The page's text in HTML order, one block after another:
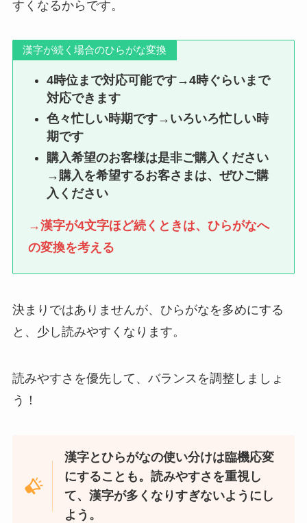
すくなるからです。
漢字が続く場合のひらがな変換
4時位まで対応可能です→4時ぐらいまで
対応できます
色々忙しい時期です→いろいろ忙しい時
期です
購入希望のお客様は是非ご購入ください
→購入を希望するお客さまは、ぜひご購
入ください
→漢字が4文字ほど続くときは、ひらがなへ
の変換を考える
決まりではありませんが、ひらがなを多めにする
と、少し読みやすくなります。
読みやすさを優先して、バランスを調整しましょ
う！
漢字とひらがなの使い分けは臨機応変
にすることも。読みやすさを重視し
て、漢字が多くなりすぎないようにし
よう。